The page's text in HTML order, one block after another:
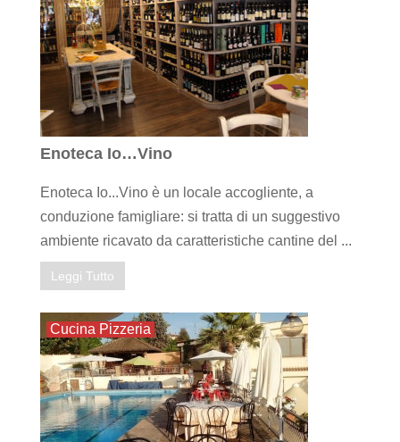
Enoteca Io…Vino
Enoteca Io...Vino è un locale accogliente, a
conduzione famigliare: si tratta di un suggestivo
ambiente ricavato da caratteristiche cantine del ...
Leggi Tutto
Cucina Pizzeria